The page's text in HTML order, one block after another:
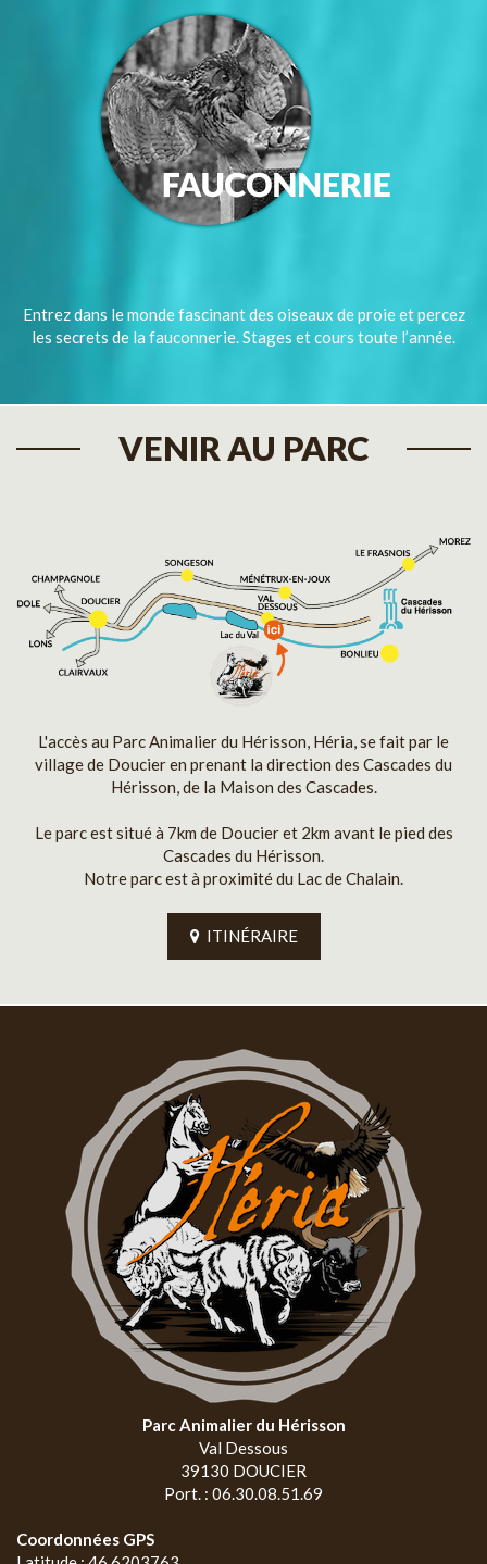
Entrez dans le monde fascinant des oiseaux de proie et percez
les secrets de la fauconnerie. Stages et cours toute l’année.
VENIR AU PARC
L'accès au Parc Animalier du Hérisson, Héria, se fait par le
village de Doucier en prenant la direction des Cascades du
Hérisson, de la Maison des Cascades.
Le parc est situé à 7km de Doucier et 2km avant le pied des
Cascades du Hérisson.
Notre parc est à proximité du Lac de Chalain.
ITINÉRAIRE
Parc Animalier du Hérisson
Val Dessous
39130 DOUCIER
Port. : 06.30.08.51.69
Coordonnées GPS